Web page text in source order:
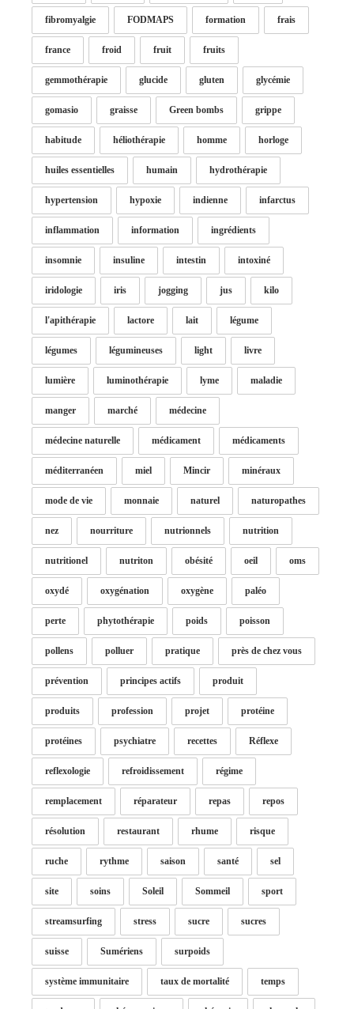
fibromyalgie FODMAPS formation frais
france froid fruit fruits
gemmothérapie glucide gluten glycémie
gomasio graisse Green bombs grippe
habitude héliothérapie homme horloge
huiles essentielles humain hydrothérapie
hypertension hypoxie indienne infarctus
inflammation information ingrédients
insomnie insuline intestin intoxiné
iridologie iris jogging jus kilo
l'apithérapie lactore lait légume
légumes légumineuses light livre
lumière luminothérapie lyme maladie
manger marché médecine
médecine naturelle médicament médicaments
méditerranéen miel Mincir minéraux
mode de vie monnaie naturel naturopathes
nez nourriture nutrionnels nutrition
nutritionel nutriton obésité oeil oms
oxydé oxygénation oxygène paléo
perte phytothérapie poids poisson
pollens polluer pratique près de chez vous
prévention principes actifs produit
produits profession projet protéine
protéines psychiatre recettes Réflexe
reflexologie refroidissement régime
remplacement réparateur repas repos
résolution restaurant rhume risque
ruche rythme saison santé sel
site soins Soleil Sommeil sport
streamsurfing stress sucre sucres
suisse Sumériens surpoids
système immunitaire taux de mortalité temps